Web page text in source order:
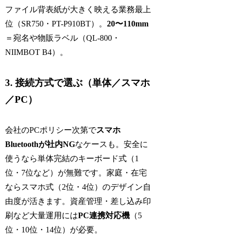
ファイル背表紙が大きく映える業務最上
位（SR750・PT-P910BT）。20〜110mm
＝宛名や物販ラベル（QL-800・
NIIMBOT B4）。
3. 接続方式で選ぶ（単体／スマホ
／PC）
会社のPCポリシー次第でスマホ
Bluetoothが社内NGなケースも。安全に
使うなら単体完結のキーボード式（1
位・7位など）が無難です。家庭・在宅
ならスマホ式（2位・4位）のデザイン自
由度が活きます。資産管理・差し込み印
刷など大量運用にはPC連携対応機 （5
位・10位・14位）が必要。